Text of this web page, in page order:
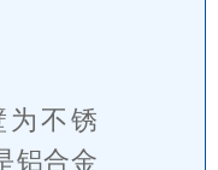
为不锈
铝合金